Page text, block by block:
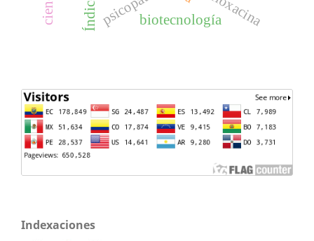
biotecnología
Indexaciones